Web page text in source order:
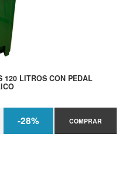
120 LITROS CON PEDAL
-28% COMPRAR